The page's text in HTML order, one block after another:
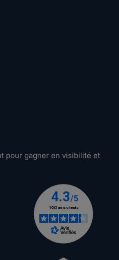
pour gagner en visibilité et